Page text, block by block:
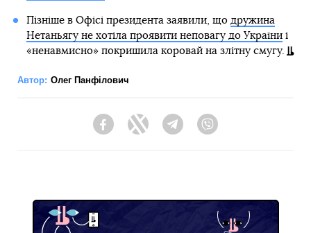
Пізніше в Офісі президента заявили, що дружина
Нетаньягу не хотіла проявити неповагу до Україниі
«ненавмисно» покришила коровай на злітну смугу.
Автор: Олег Панфілович
FacebookTwitter Telegram